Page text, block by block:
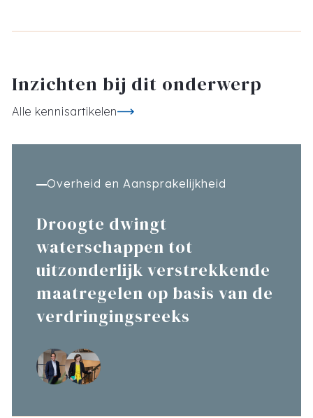
Inzichten bij dit onderwerp
Alle kennisartikelen
Overheid en Aansprakelijkheid
Droogte dwingt
waterschappen tot
uitzonderlijk verstrekkende
maatregelen op basis van de
verdringingsreeks